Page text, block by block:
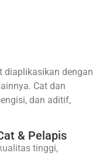
diaplikasikan dengan
Cat dan
dan aditif,
& Pelapis
tinggi,